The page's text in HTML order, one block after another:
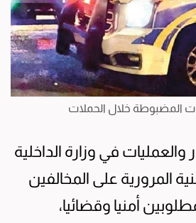
المضبوطة خلال الحملات
في وزارة الداخلية
المرورية على المخالفين
أمنيا وقضائيا،